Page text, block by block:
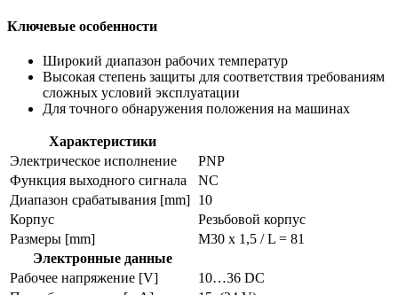
Ключевые особенности
Широкий диапазон рабочих температур
Высокая степень защиты для соответствия требованиям
сложных условий эксплуатации
Для точного обнаружения положения на машинах
Характеристики
Электрическое исполнение
PNP
Функция выходного сигнала
NC
Диапазон срабатывания [mm] 10
Корпус
Резьбовой корпус
Размеры [mm]
M30 x 1,5 / L = 81
Электронные данные
Рабочее напряжение [V]
10…36 DC